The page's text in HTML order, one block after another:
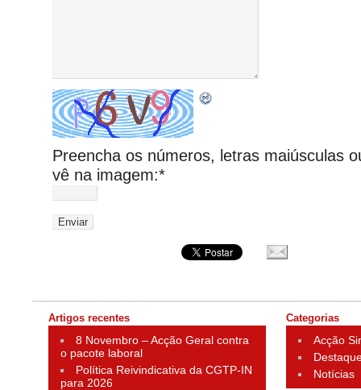
Preencha os números, letras maiúsculas
vê na imagem:*
Artigos recentes
8 Novembro – Acção Geral contra
o pacote laboral
Política Reivindicativa da CGTP-IN
para 2026
Categorias
Acção
Notícias